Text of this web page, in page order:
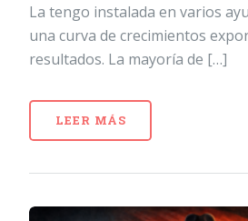
La tengo instalada en varios
una curva de crecimientos
resultados. La mayoría de […]
LEER MÁS